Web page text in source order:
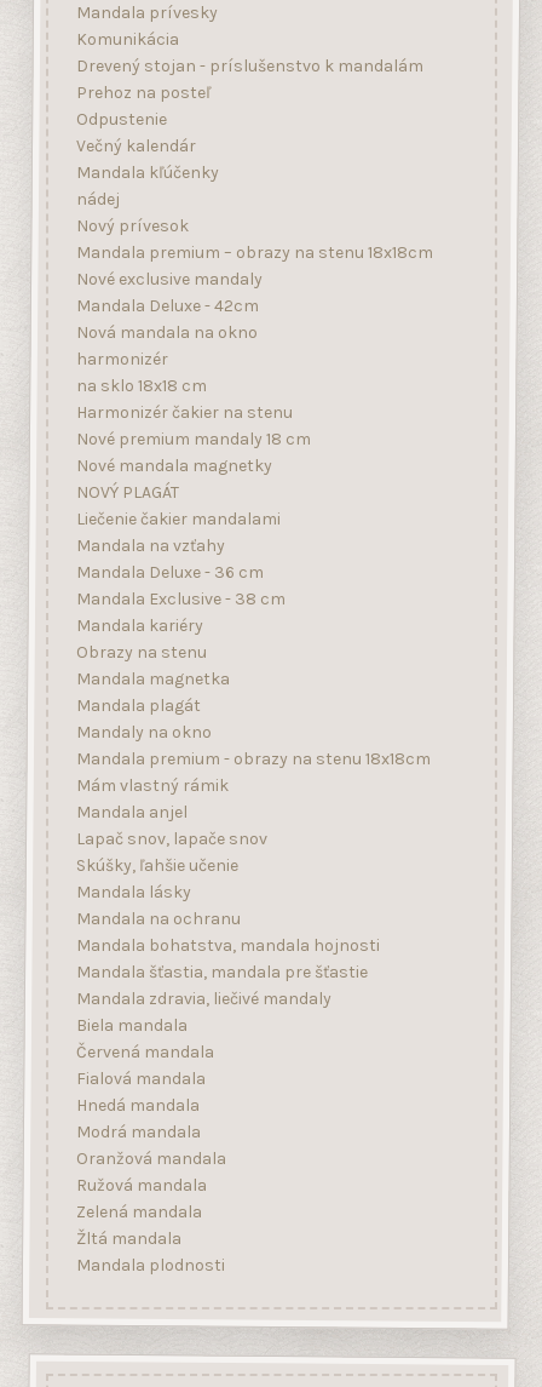
Mandala kľúčenky
nádej
Nový prívesok
Mandala premium – obrazy na stenu 18x18cm
Nové exclusive mandaly
Mandala Deluxe - 42cm
Nová mandala na okno
harmonizér
na sklo 18x18 cm
Harmonizér čakier na stenu
Nové premium mandaly 18 cm
Nové mandala magnetky
NOVÝ PLAGÁT
Liečenie čakier mandalami
Mandala na vzťahy
Mandala Deluxe - 36 cm
Mandala Exclusive - 38 cm
Mandala kariéry
Obrazy na stenu
Mandala magnetka
Mandala plagát
Mandaly na okno
Mandala premium - obrazy na stenu 18x18cm
Mám vlastný rámik
Mandala anjel
Lapač snov, lapače snov
Skúšky, ľahšie učenie
Mandala lásky
Mandala na ochranu
Mandala bohatstva, mandala hojnosti
Mandala šťastia, mandala pre šťastie
Mandala zdravia, liečivé mandaly
Biela mandala
Červená mandala
Fialová mandala
Hnedá mandala
Modrá mandala
Oranžová mandala
Ružová mandala
Zelená mandala
Žltá mandala
Mandala plodnosti
Mandala, feng shui, obrazy na stenu na